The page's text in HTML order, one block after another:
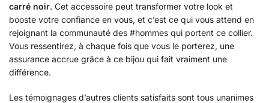
carré noir. Cet accessoire peut transformer votre look et
booste votre confiance en vous, et c’est ce qui vous attend en
rejoignant la communauté des #hommes qui portent ce collier.
Vous ressentirez, à chaque fois que vous le porterez, une
assurance accrue grâce à ce bijou qui fait vraiment une
différence.
Les témoignages d’autres clients satisfaits sont tous unanimes